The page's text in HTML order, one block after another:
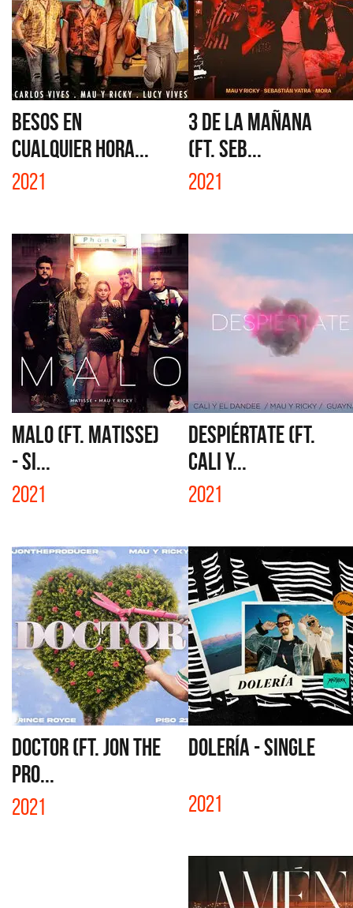
BESOS EN
CUALQUIER HORA...
2021
3 DE LA MAÑANA
(FT. SEB...
2021
MALO (FT. MATISSE)
- SI...
2021
DESPIÉRTATE (FT.
CALI Y...
2021
DOCTOR (FT. JON THE
PRO...
2021
DOLERÍA - SINGLE
2021